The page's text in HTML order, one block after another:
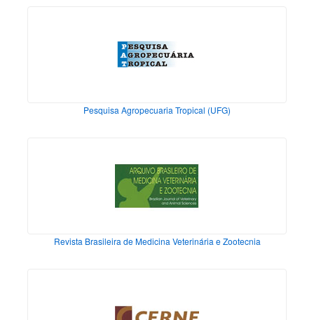
Pesquisa Agropecuaria Tropical (UFG)
Revista Brasileira de Medicina Veterinária e Zootecnia